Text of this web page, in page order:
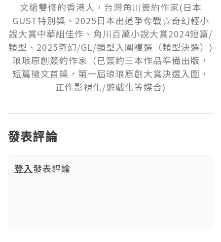
文繪雙修的香港人，台灣角川簽約作家(日本
GUST特別獎、2025日本出道爭奪戰☆奇幻輕小
說大賞中華組佳作、角川百萬小說大賞2024短篇/
類型、2025奇幻/GL/類型入圍複選（類型決選）)
琅琅原創簽約作家（已簽約三本作品準備出版，
短篇徵文首獎，第一屆琅琅原創大賞決選入圍，
正作影視化/遊戲化等媒合)
發表評論
登入發表評論